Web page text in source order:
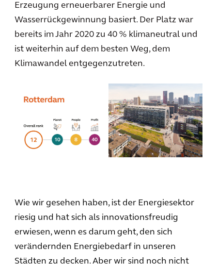
Erzeugung erneuerbarer Energie und
Wasserrückgewinnung basiert. Der Platz war
bereits im Jahr 2020 zu 40 % klimaneutral und
ist weiterhin auf dem besten Weg, dem
Klimawandel entgegenzutreten.
Wie wir gesehen haben, ist der Energiesektor
riesig und hat sich als innovationsfreudig
erwiesen, wenn es darum geht, den sich
verändernden Energiebedarf in unseren
Städten zu decken. Aber wir sind noch nicht